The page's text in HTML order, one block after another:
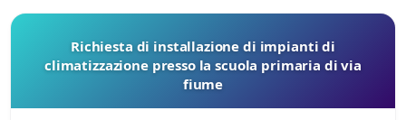
Richiesta di installazione di impianti di
climatizzazione presso la scuola primaria di via
fiume